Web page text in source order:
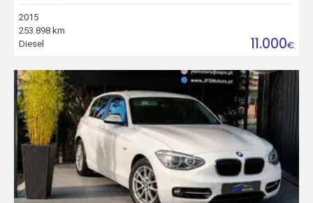
2015
253.898 km
Diesel
11.000€